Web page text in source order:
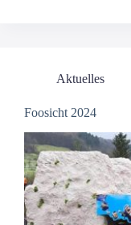
Aktuelles
Foosicht 2024